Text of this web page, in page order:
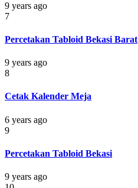
9 years ago
7
Percetakan Tabloid Bekasi Barat
9 years ago
8
Cetak Kalender Meja
6 years ago
9
Percetakan Tabloid Bekasi
9 years ago